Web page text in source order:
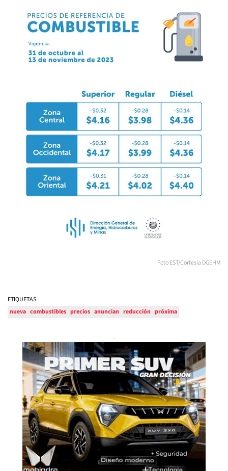
Foto EST/Cortesía DGEHM
ETIQUETAS:
nueva combustibles precios anuncian reducción próxima